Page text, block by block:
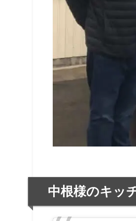
中根様のキッ